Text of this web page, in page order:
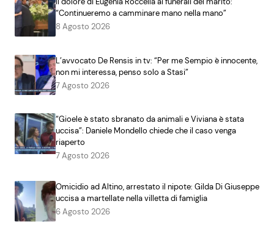
“Continueremo a camminare mano nella mano”
8 Agosto 2026
L’avvocato De Rensis in tv: “Per me Sempio è innocente,
non mi interessa, penso solo a Stasi”
7 Agosto 2026
“Gioele è stato sbranato da animali e Viviana è stata
uccisa”: Daniele Mondello chiede che il caso venga
riaperto
7 Agosto 2026
Omicidio ad Altino, arrestato il nipote: Gilda Di Giuseppe
uccisa a martellate nella villetta di famiglia
6 Agosto 2026